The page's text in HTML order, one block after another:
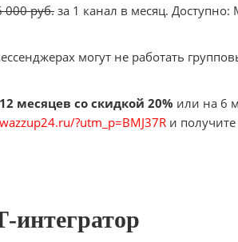
000 руб. за 1 канал в месяц.
могут не работать
месяцев со скидкой 20% или на 6
?utm_p=BMJ37R и получите